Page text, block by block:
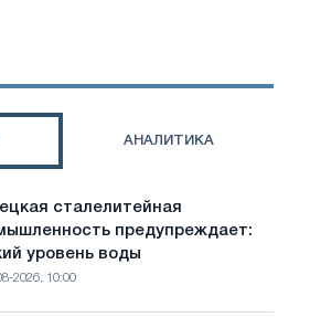
АНАЛИТИКА
сталелитейная
предупреждает:
уровень воды
2026, 10:00